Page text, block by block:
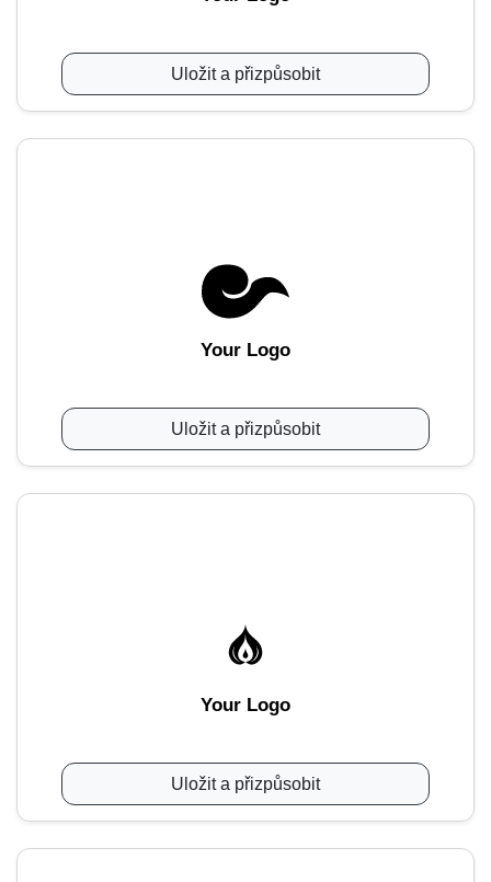
Uložit a přizpůsobit
Your Logo
Uložit a přizpůsobit
Your Logo
Uložit a přizpůsobit